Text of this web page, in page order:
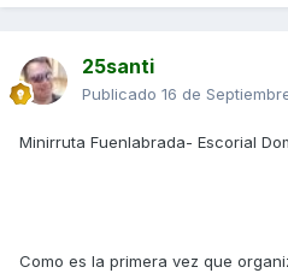
25santi
Publicado 16 de
Minirruta Fuenlabrada- Escorial
Como es la primera vez que